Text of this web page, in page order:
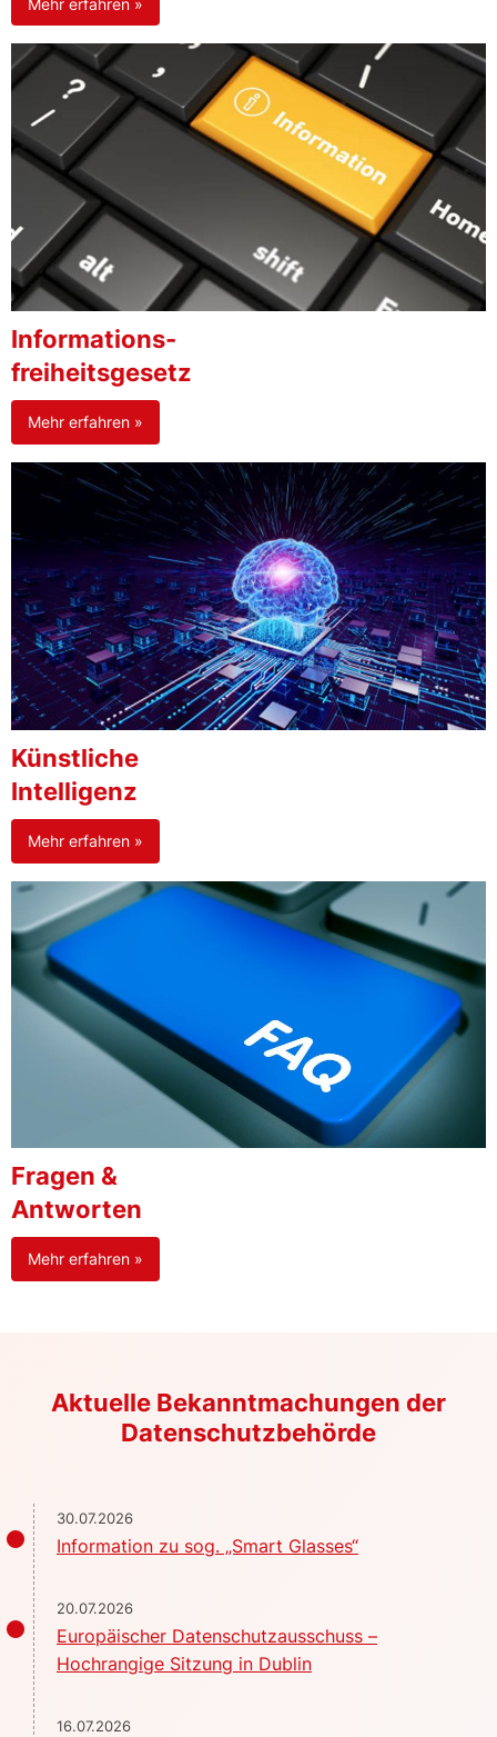
Informations-
freiheitsgesetz
Mehr erfahren »
Künstliche
Intelligenz
Mehr erfahren »
Fragen &
Antworten
Mehr erfahren »
Aktuelle Bekanntmachungen der
Datenschutzbehörde
30.07.2026
Information zu sog. „Smart Glasses“
20.07.2026
Europäischer Datenschutzausschuss –
Hochrangige Sitzung in Dublin
16.07.2026